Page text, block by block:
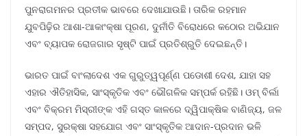
ପୁନରାଗମନର ପ୍ରତୀକ ଭାବରେ ଦେଖାଯାଉଛି। ତାରିକ ରହମାନ
ଯୁବପିଢ଼ିର ଆଶା-ଆକାଂକ୍ଷା ପୂରଣ, ଦୁର୍ନୀତି ବିରୋଧରେ କଠୋର ଅଭିଯାନ
ଏବଂ ବ୍ୟାପକ ରୋଜଗାର ସୃଷ୍ଟି ପାଇଁ ପ୍ରତିଶ୍ରୁତି ଦେଇଛନ୍ତି।
ଭାରତ ପାଇଁ ବାଂଲାଦେଶ ଏକ ଗୁରୁତ୍ୱପୂର୍ଣ୍ଣ ପଡୋଶୀ ଦେଶ, ଯାହା ସହ
ଏହାର ଐତିହାସିକ, ସାଂସ୍କୃତିକ ଏବଂ ଭୌଗଳିକ ସମ୍ପର୍କ ରହିଛି। ଓମ୍ ବିର୍ଲା
ଏବଂ ବିକ୍ରମ ମିସ୍ରୀଙ୍କ ଏହି ଗସ୍ତ କାଳରେ ଦ୍ୱିପାକ୍ଷିକ ବାଣିଜ୍ୟ, ଜଳ
ସମ୍ପଦ, ସୁରକ୍ଷା ସହଯୋଗ ଏବଂ ସାଂସ୍କୃତିକ ଆଦାନ-ପ୍ରଦାନ ଭଳି